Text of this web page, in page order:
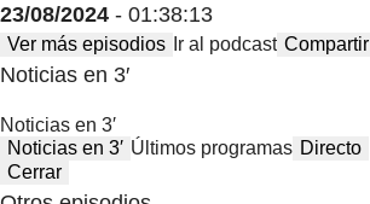
23/08/2024 - 01:38:13
Ver más episodios Ir al podcast Compartir
Noticias en 3′
Noticias en 3′
Noticias en 3′ Últimos programas Directo
Cerrar